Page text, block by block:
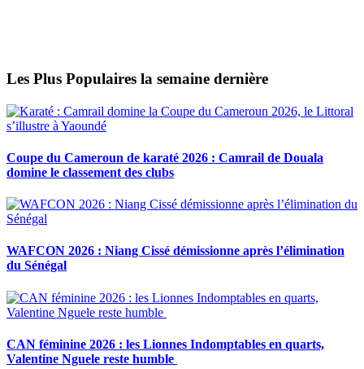
Les Plus Populaires la semaine dernière
Coupe du Cameroun de karaté 2026 : Camrail de Douala
domine le classement des clubs
WAFCON 2026 : Niang Cissé démissionne après l’élimination
du Sénégal
CAN féminine 2026 : les Lionnes Indomptables en quarts,
Valentine Nguele reste humble